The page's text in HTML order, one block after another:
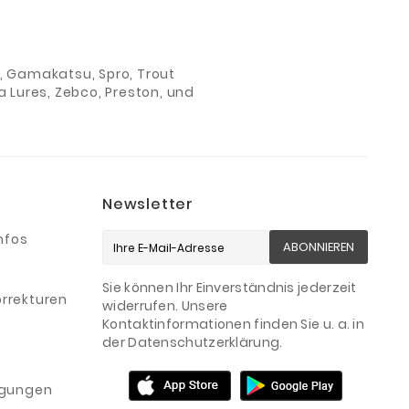
Gamakatsu, Spro, Trout
Lures, Zebco, Preston, und
Newsletter
ABONNIEREN
Sie können Ihr Einverständnis jederzeit
widerrufen. Unsere
Kontaktinformationen finden Sie u. a. in
der Datenschutzerklärung.